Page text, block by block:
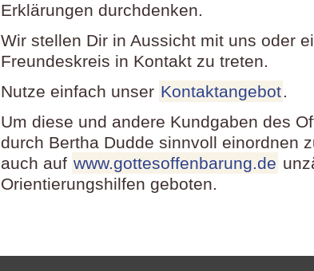
Erklärungen durchdenken.
Wir stellen Dir in Aussicht mit uns oder
Freundeskreis in Kontakt zu treten.
Nutze einfach unser Kontaktangebot.
Um diese und andere Kundgaben des
durch Bertha Dudde sinnvoll einordnen
auch auf www.gottesoffenbarung.de
Orientierungshilfen geboten.